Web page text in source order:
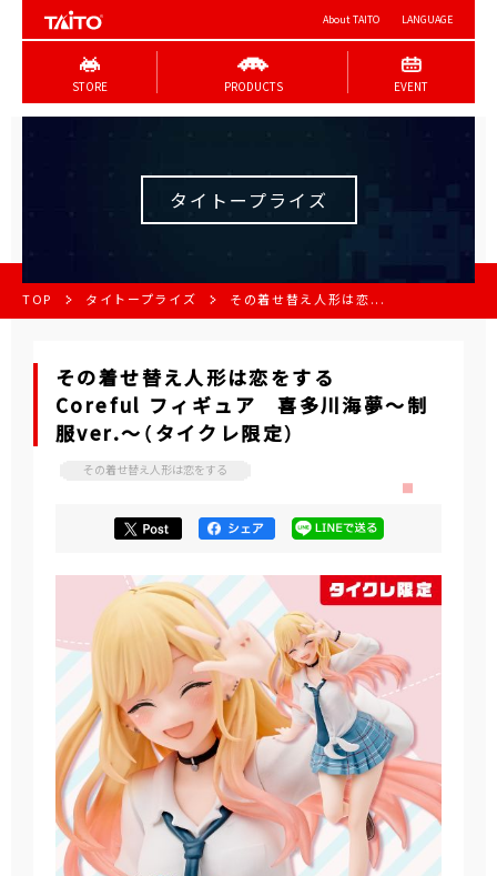
About TAITO LANGUAGE
STORE PRODUCTS EVENT
タイトープライズ
TOP タイトープライズ その着せ替え人形は恋...
その着せ替え人形は恋をする
Coreful フィギュア 喜多川海夢～制
服ver.～（タイクレ限定）
その着せ替え人形は恋をする